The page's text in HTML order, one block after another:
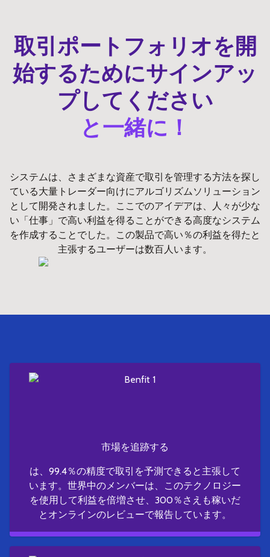
取引ポートフォリオを開
始するためにサインアッ
プしてください
と一緒に！
システムは、さまざまな資産で取引を管理する方法を探し
ている大量トレーダー向けにアルゴリズムソリューション
として開発されました。ここでのアイデアは、人々が少な
い「仕事」で高い利益を得ることができる高度なシステム
を作成することでした。この製品で高い％の利益を得たと
主張するユーザーは数百人います。
市場を追跡する
は、99.4％の精度で取引を予測できると主張して
います。世界中のメンバーは、このテクノロジー
を使用して利益を倍増させ、300％さえも稼いだ
とオンラインのレビューで報告しています。